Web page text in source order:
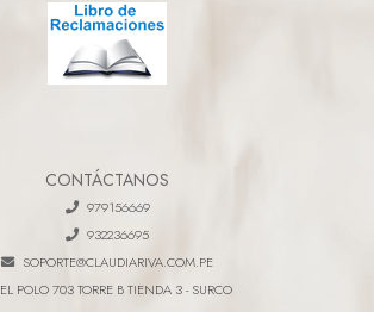
CONTÁCTANOS
979156669
932236695
SOPORTE@CLAUDIARIVA.COM.PE
EL POLO 703 TORRE B TIENDA 3 - SURCO